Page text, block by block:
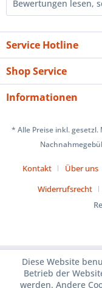
Bewertungen lesen,
Service Hotline
Shop Service
Informationen
* Alle Preise inkl.
Kontakt Über uns
Widerrufsrecht
Diese Website
Betrieb der
werden. Andere